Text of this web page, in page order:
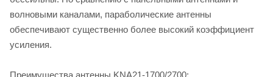
волновыми каналами, параболические антенны
обеспечивают существенно более высокий коэффициент
усиления.
Преимущества антенны KNA21-1700/2700: